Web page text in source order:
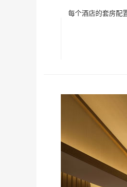
每个酒店的套房配